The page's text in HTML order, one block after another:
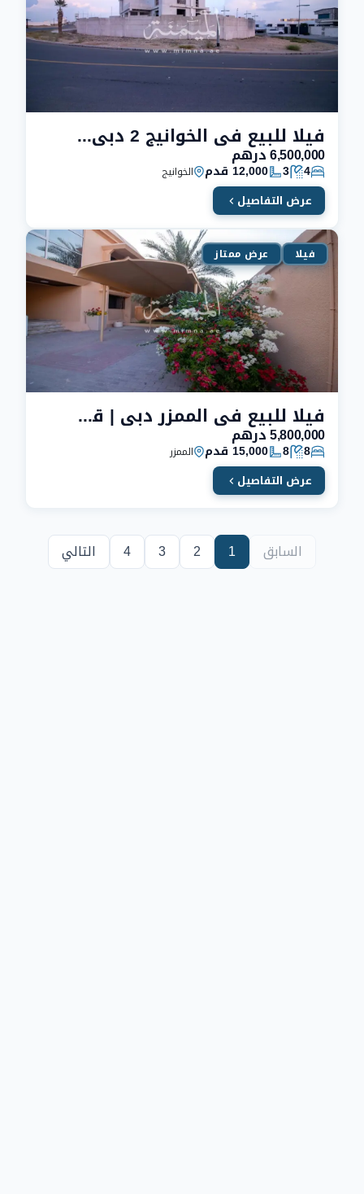
فيلا للبيع في الخوانيج 2 دبي تحت الانشاء | علي 3 شوارع
6,500,000 درهم
4
3 12,000 قدم الخوانيج
عرض التفاصيل
فيلا عرض ممتاز
فيلا للبيع في الممزر دبي | قريبة من الشاطيء
5,800,000 درهم
8
8 15,000 قدم الممزر
عرض التفاصيل
السابق 1
2
3
4 التالي